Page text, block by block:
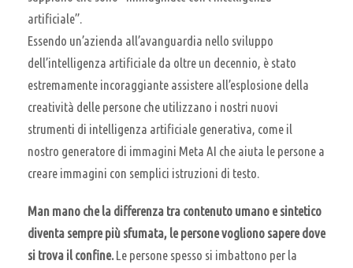
artificiale”.
Essendo un’azienda all’avanguardia nello sviluppo
dell’intelligenza artificiale da oltre un decennio, è stato
estremamente incoraggiante assistere all’esplosione della
creatività delle persone che utilizzano i nostri nuovi
strumenti di intelligenza artificiale generativa, come il
nostro generatore di immagini Meta AI che aiuta le persone a
creare immagini con semplici istruzioni di testo.
Man mano che la differenza tra contenuto umano e sintetico
diventa sempre più sfumata, le persone vogliono sapere dove
si trova il confine.Le persone spesso si imbattono per la